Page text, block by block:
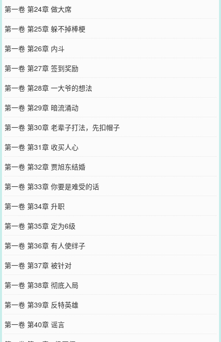
第一卷 第24章 做大席
第一卷 第25章 躲不掉棒梗
第一卷 第26章 内斗
第一卷 第27章 签到奖励
第一卷 第28章 一大爷的想法
第一卷 第29章 暗流涌动
第一卷 第30章 老辈子打法，先扣帽子
第一卷 第31章 收买人心
第一卷 第32章 贾旭东结婚
第一卷 第33章 你要是难受的话
第一卷 第34章 升职
第一卷 第35章 定为6级
第一卷 第36章 有人使绊子
第一卷 第37章 被针对
第一卷 第38章 彻底入局
第一卷 第39章 反特英雄
第一卷 第40章 谣言